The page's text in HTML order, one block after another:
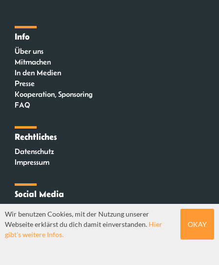
Info
Über uns
Mitmachen
In den Medien
Presse
Kooperation, Sponsoring
FAQ
Rechtliches
Datenschutz
Impressum
Social Media
Mastodon
Wir benutzen Cookies, mit der Nutzung unserer
Webseite erklärst du dich damit einverstanden. Hier
gibt's weitere Infos.
OKAY